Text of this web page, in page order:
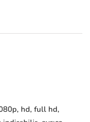
hd, full hd,